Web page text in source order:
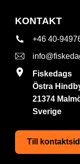
KONTAKT
+46 40-
Fiskedags
Östra
21374
Sverige
Till